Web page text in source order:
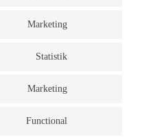
Marketing
Statistik
Marketing
Functional